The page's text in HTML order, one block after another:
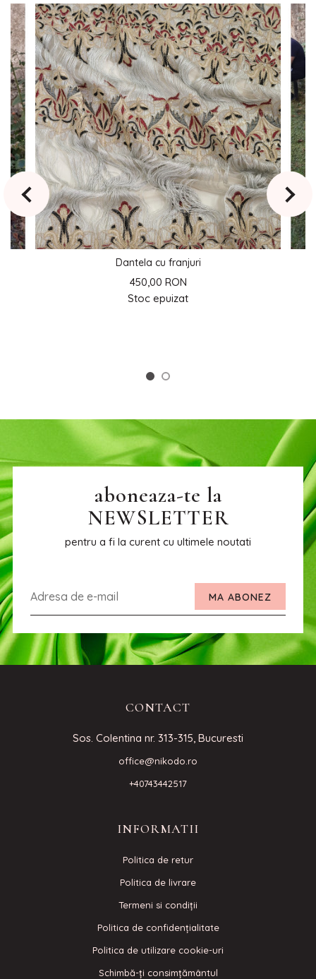
Dantela cu franjuri
450,00 RON
Stoc epuizat
aboneaza-te la
NEWSLETTER
pentru a fi la curent cu ultimele noutati
MA ABONEZ
CONTACT
Sos. Colentina nr. 313-315, Bucuresti
office@nikodo.ro
+40743442517
INFORMATII
Politica de retur
Politica de livrare
Termeni si condiţii
Politica de confidenţialitate
Politica de utilizare cookie-uri
Schimbă-ți consimțământul